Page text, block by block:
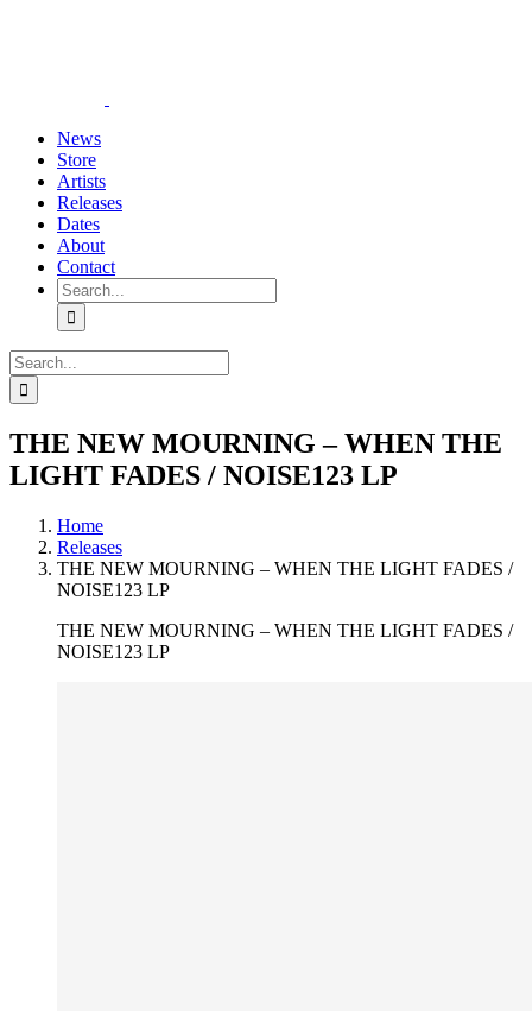
News
Store
Artists
Releases
Dates
About
Contact
Search
for:
Search
for:
THE NEW MOURNING – WHEN THE
LIGHT FADES / NOISE123 LP
Home
Releases
THE NEW MOURNING – WHEN THE LIGHT FADES /
NOISE123 LP
THE NEW MOURNING – WHEN THE LIGHT FADES /
NOISE123 LP